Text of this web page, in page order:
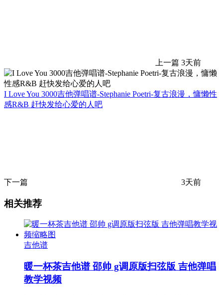
上一篇 3天前
I Love You 3000吉他弹唱谱-Stephanie Poetri-复古浪漫，慵懒性
感R&B 赶快发给心爱的人吧
下一篇 3天前
相关推荐
吉他谱
暖一杯茶吉他谱 邵帅 g调原版扫弦版 吉他弹唱
教学视频